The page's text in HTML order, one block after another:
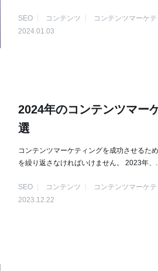
SEO コンテンツ
コンテンツマーケ
2024.01.03
2024年のコンテンツマー
選
コンテンツマーケティングを成功させるた
を繰り返さなければいけません。 2023年、
SEO コンテンツ
コンテンツマーケ
2023.12.22